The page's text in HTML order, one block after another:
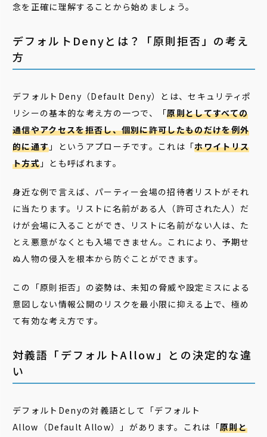
念を正確に理解することから始めましょう。
デフォルトDenyとは？「原則拒否」の考え
方
デフォルトDeny（Default Deny）とは、セキュリティポ
リシーの基本的な考え方の一つで、「原則としてすべての
通信やアクセスを拒否し、個別に許可したものだけを例外
的に通す 」というアプローチです。これは「ホワイトリス
ト方式」とも呼ばれます。
身近な例で言えば、パーティー会場の招待者リストがそれ
に当たります。リストに名前がある人（許可された人）だ
けが会場に入ることができ、リストに名前がない人は、た
とえ悪意がなくとも入場できません。これにより、予期せ
ぬ人物の侵入を根本から防ぐことができます。
この「原則拒否」の姿勢は、未知の脅威や設定ミスによる
意図しない情報公開のリスクを最小限に抑える上で、極め
て有効な考え方です。
対義語「デフォルトAllow」との決定的な違
い
デフォルトDenyの対義語として「デフォルト
Allow（Default Allow）」があります。これは「原則と